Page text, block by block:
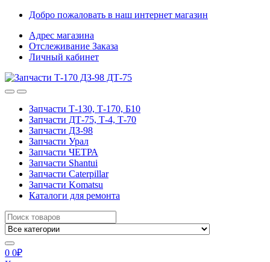
Skip
navigation
Skip
content
Добро пожаловать в наш интернет магазин
Адрес магазина
Отслеживание Заказа
Личный кабинет
Запчасти Т-130, Т-170, Б10
Запчасти ДТ-75, Т-4, Т-70
Запчасти ДЗ-98
Запчасти Урал
Запчасти ЧЕТРА
Запчасти Shantui
Запчасти Caterpillar
Запчасти Komatsu
Каталоги для ремонта
Search
for:
0 0₽